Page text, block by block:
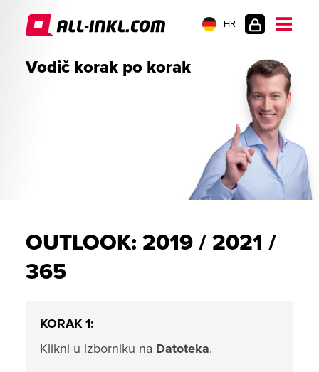
HR
Vodič korak po korak
OUTLOOK: 2019 / 2021 /
365
KORAK 1:
Klikni u izborniku na Datoteka.